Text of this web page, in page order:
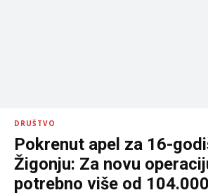
DRUŠTVO
Pokrenut apel za 16-
Žigonju: Za novu
potrebno više od